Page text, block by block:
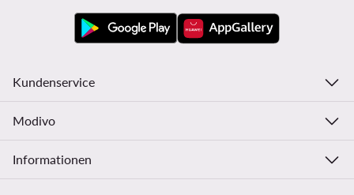
Kundenservice
Modivo
Informationen